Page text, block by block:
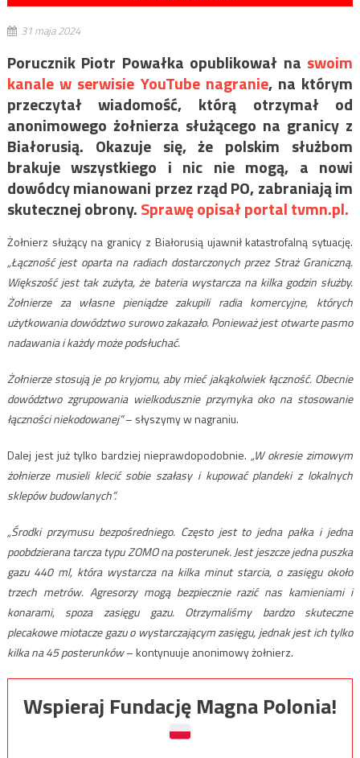
31 maja 2024
Porucznik Piotr Powałka opublikował na swoim
kanale w serwisie YouTube nagranie, na którym
przeczytał wiadomość, którą otrzymał od
anonimowego żołnierza służącego na granicy z
Białorusią. Okazuje się, że polskim służbom
brakuje wszystkiego i nic nie mogą, a nowi
dowódcy mianowani przez rząd PO, zabraniają im
skutecznej obrony.Sprawę opisał portal tvmn.pl.
Żołnierz służący na granicy z Białorusią ujawnił katastrofalną sytuację.
„Łączność jest oparta na radiach dostarczonych przez Straż Graniczną.
Większość jest tak zużyta, że bateria wystarcza na kilka godzin służby.
Żołnierze za własne pieniądze zakupili radia komercyjne, których
użytkowania dowództwo surowo zakazało. Ponieważ jest otwarte pasmo
nadawania i każdy może podsłuchać.
Żołnierze stosują je po kryjomu, aby mieć jakąkolwiek łączność. Obecnie
dowództwo zgrupowania wielkodusznie przymyka oko na stosowanie
łączności niekodowanej”– słyszymy w nagraniu.
Dalej jest już tylko bardziej nieprawdopodobnie. „W okresie zimowym
żołnierze musieli klecić sobie szałasy i kupować plandeki z lokalnych
sklepów budowlanych”.
„Środki przymusu bezpośredniego. Często jest to jedna pałka i jedna
poobdzierana tarcza typu ZOMO na posterunek. Jest jeszcze jedna puszka
gazu 440 ml, która wystarcza na kilka minut starcia, o zasięgu około
trzech metrów. Agresorzy mogą bezpiecznie razić nas kamieniami i
konarami, spoza zasięgu gazu. Otrzymaliśmy bardzo skuteczne
plecakowe miotacze gazu o wystarczającym zasięgu, jednak jest ich tylko
kilka na 45 posterunków– kontynuuje anonimowy żołnierz.
Wspieraj Fundację Magna Polonia!